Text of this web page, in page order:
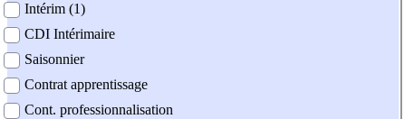
Intérim (1)
CDI Intérimaire
Saisonnier
Contrat apprentissage
Cont. professionnalisation